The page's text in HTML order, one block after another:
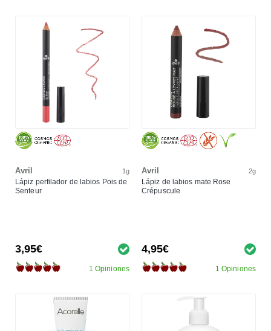
Avril 1g
Lápiz perfilador de labios Pois de
Senteur
3,95€
1 Opiniones
Avril 2g
Lápiz de labios mate Rose
Crépuscule
4,95€
1 Opiniones